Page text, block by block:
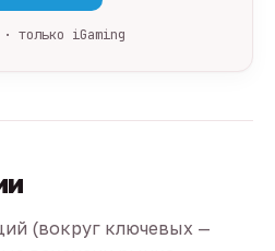
только iGaming
(вокруг ключевых —